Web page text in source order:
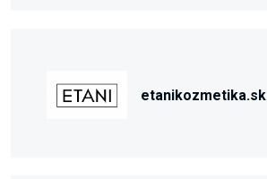
etanikozmetika.sk